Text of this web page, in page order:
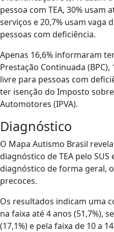
pessoa com TEA, 30%
serviços e 20,7% usam vaga
pessoas com deficiência.
Apenas 16,6% informaram
Prestação Continuada
livre para pessoas com
ter isenção do Imposto
Automotores (IPVA).
Diagnóstico
O Mapa Autismo Brasil
diagnóstico de TEA pelo
diagnóstico de forma geral,
precoces.
Os resultados indicam uma
na faixa até 4 anos (51,7%),
(17,1%) e pela faixa de 10 a